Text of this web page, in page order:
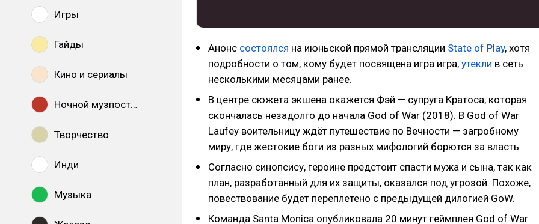
Игры
Гайды
Кино и сериалы
Ночной музпостинг
Творчество
Инди
Музыка
Анонс состоялся на июньской прямой трансляции State of Play, хотя
подробности о том, кому будет посвящена игра игра, утекли в сеть
несколькими месяцами ранее.
В центре сюжета экшена окажется Фэй — супруга Кратоса, которая
скончалась незадолго до начала God of War (2018). В God of War
Laufey воительницу ждёт путешествие по Вечности — загробному
миру, где жестокие боги из разных мифологий борются за власть.
Согласно синопсису, героине предстоит спасти мужа и сына, так как
план, разработанный для их защиты, оказался под угрозой. Похоже,
повествование будет переплетено с предыдущей дилогией GoW.
Команда Santa Monica опубликовала 20 минут геймплея God of War